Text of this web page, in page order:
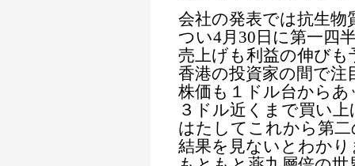
会社の発表では抗生物
つい4月30日に第一四
売上げも利益の伸びも
香港の投資家の間で
株価も１ドル台から
３ドル近くまで買い
はたしてこれから第
結果を見ないとわか